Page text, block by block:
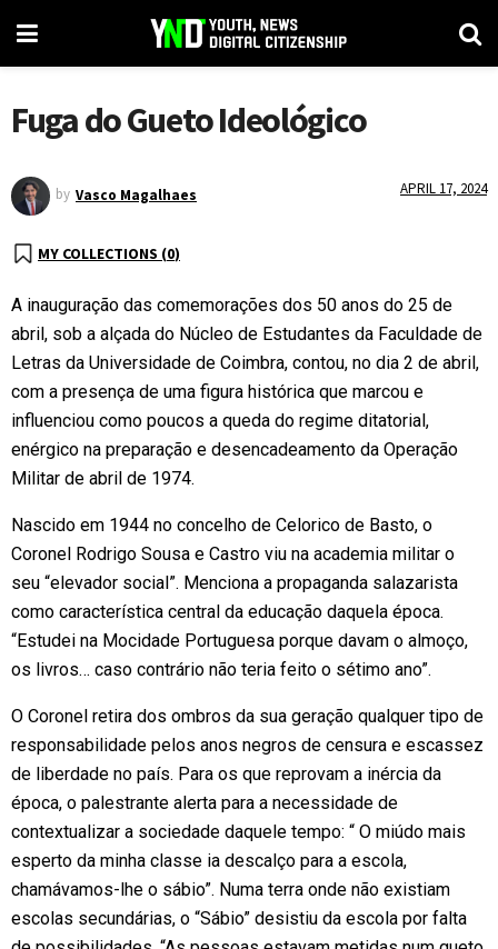
Fuga do Gueto Ideológico
by Vasco Magalhaes APRIL 17, 2024
MY COLLECTIONS (0)
A inauguração das comemorações dos 50 anos do 25 de
abril, sob a alçada do Núcleo de Estudantes da Faculdade de
Letras da Universidade de Coimbra, contou, no dia 2 de abril,
com a presença de uma figura histórica que marcou e
influenciou como poucos a queda do regime ditatorial,
enérgico na preparação e desencadeamento da Operação
Militar de abril de 1974.
Nascido em 1944 no concelho de Celorico de Basto, o
Coronel Rodrigo Sousa e Castro viu na academia militar o
seu “elevador social”. Menciona a propaganda salazarista
como característica central da educação daquela época.
“Estudei na Mocidade Portuguesa porque davam o almoço,
os livros… caso contrário não teria feito o sétimo ano”.
O Coronel retira dos ombros da sua geração qualquer tipo de
responsabilidade pelos anos negros de censura e escassez
de liberdade no país. Para os que reprovam a inércia da
época, o palestrante alerta para a necessidade de
contextualizar a sociedade daquele tempo: “ O miúdo mais
esperto da minha classe ia descalço para a escola,
chamávamos-lhe o sábio”. Numa terra onde não existiam
escolas secundárias, o “Sábio” desistiu da escola por falta